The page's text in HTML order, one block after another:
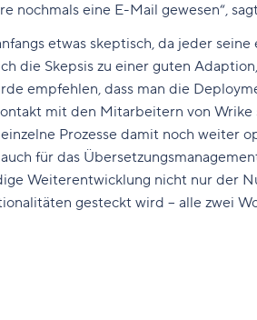
nochmals eine E-Mail gewesen“,
etwas skeptisch, da jeder
die Skepsis zu einer guten
empfehlen, dass man die
mit den Mitarbeitern von Wrike
Prozesse damit noch weiter
für das
Weiterentwicklung nicht nur der
gesteckt wird – alle zwei